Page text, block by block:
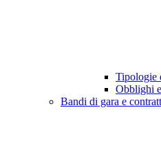
Tipologie
Obblighi
Bandi di gara e